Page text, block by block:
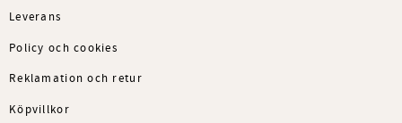
Leverans
Policy och cookies
Reklamation och retur
Köpvillkor